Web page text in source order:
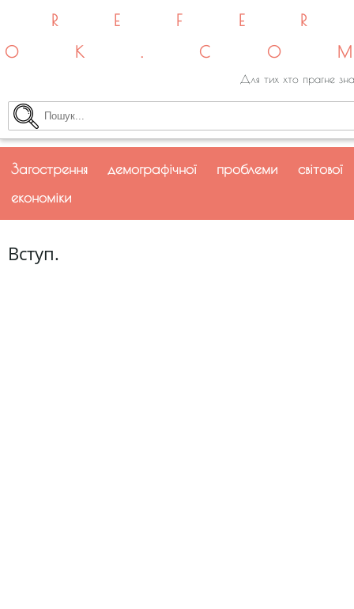
Для тих хто прагне
Загострення демографічної проблеми світової
економіки
Вступ.